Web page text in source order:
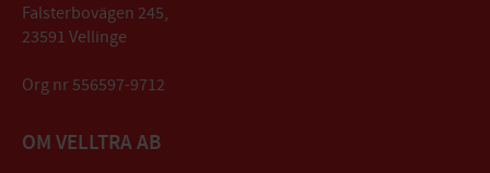
Falsterbovägen 245,
23591 Vellinge
Org nr 556597-9712
OM VELLTRA AB